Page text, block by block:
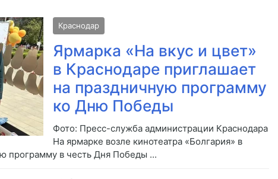
Краснодар
Ярмарка «На вкус и цвет»
в Краснодаре приглашает
на праздничную программу
ко Дню Победы
Фото: Пресс-служба администрации Краснодара
На ярмарке возле кинотеатра «Болгария» в
программу в честь Дня Победы ...